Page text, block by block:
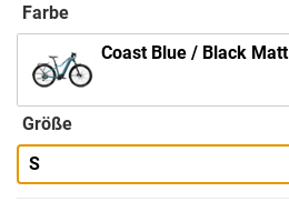
Farbe
Coast Blue / Black Matt
Größe
S